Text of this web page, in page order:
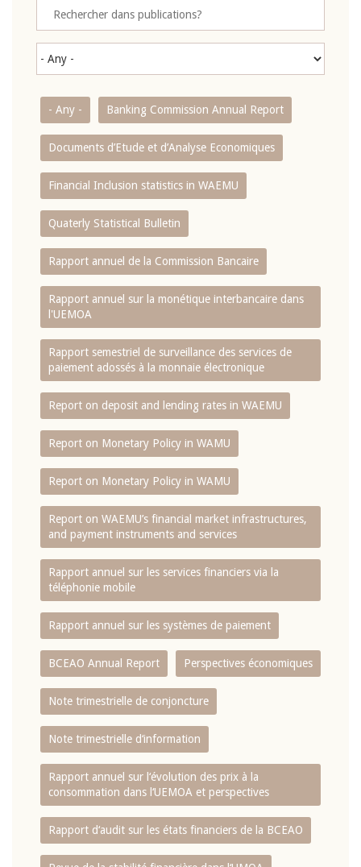
- Any - Banking Commission Annual Report
Documents d’Etude et d’Analyse Economiques
Financial Inclusion statistics in WAEMU
Quaterly Statistical Bulletin
Rapport annuel de la Commission Bancaire
Rapport annuel sur la monétique interbancaire dans
l'UEMOA
Rapport semestriel de surveillance des services de
paiement adossés à la monnaie électronique
Report on deposit and lending rates in WAEMU
Report on Monetary Policy in WAMU
Report on Monetary Policy in WAMU
Report on WAEMU’s financial market infrastructures,
and payment instruments and services
Rapport annuel sur les services financiers via la
téléphonie mobile
Rapport annuel sur les systèmes de paiement
BCEAO Annual Report Perspectives économiques
Note trimestrielle de conjoncture
Note trimestrielle d‘information
Rapport annuel sur l‘évolution des prix à la
consommation dans l‘UEMOA et perspectives
Rapport d‘audit sur les états financiers de la BCEAO